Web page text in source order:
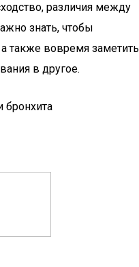
различия между
знать, чтобы
также вовремя заметить
в другое.
бронхита